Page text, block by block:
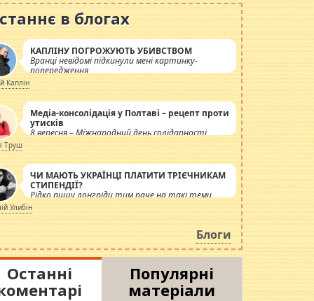
в блогах
КАПЛІНУ ПОГРОЖУЮТЬ УБИВСТВОМ
Вранці невідомі підкинули мені картинку-
попередження
Каплін
Медіа-консолідація у Полтаві – рецепт проти
утисків
8 вересня – Міжнародний день солідарності
журналістів.
Труш
ЧИ МАЮТЬ УКРАЇНЦІ ПЛАТИТИ ТРІЄЧНИКАМ
СТИПЕНДІЇ?
Рідко пишу лонгріди тим паче на такі теми,
але вже просто дістало! Обурюють сьогоднішні
інсенуації навколо стипендіального питання.
Штучно роздувається ще одна соціальна
катастрофа.
Улибін
Блоги
Останні
Популярні
матеріали